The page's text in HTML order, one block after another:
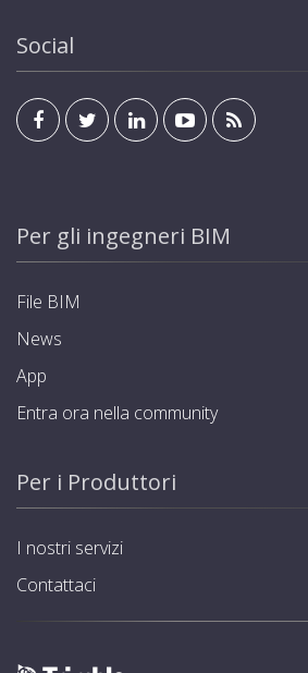
Social
Per gli ingegneri BIM
File BIM
News
App
Entra ora nella community
Per i Produttori
I nostri servizi
Contattaci